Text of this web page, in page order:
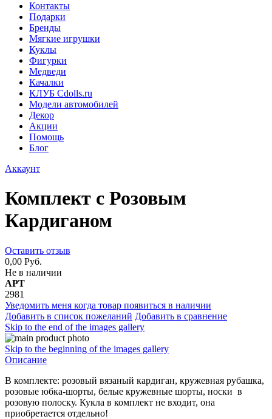
Контакты
Подарки
Бренды
Мягкие игрушки
Куклы
Фигурки
Медведи
Качалки
КЛУБ Cdolls.ru
Модели автомобилей
Декор
Акции
Помощь
Блог
Аккаунт
Комплект с Розовым
Кардиганом
Оставить отзыв
0,00 Руб.
Не в наличии
АРТ
2981
Уведомить меня когда товар появиться в наличии
Добавить в список пожеланий Добавить в сравнение
Skip to the end of the images gallery
Skip to the beginning of the images gallery
Описание
В комплекте: розовый вязаный кардиган, кружевная рубашка,
розовые юбка-шорты, белые кружевные шорты, носки в
розовую полоску. Кукла в комплект не входит, она
приобретается отдельно!